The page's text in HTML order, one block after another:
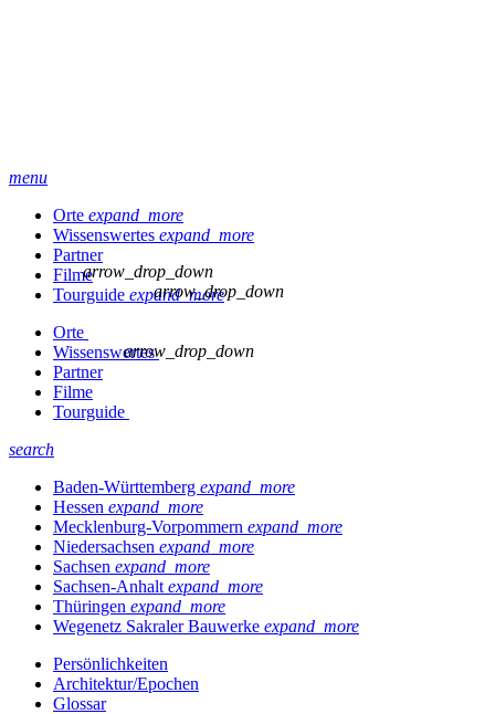
menu
Orte expand_more
Wissenswertes expand_more
Partner
Filme
Tourguide expand_more
Orte
arrow_drop_down
Wissenswertes
arrow_drop_down
Partner
Filme
Tourguide
arrow_drop_down
search
Baden-Württemberg expand_more
Hessen expand_more
Mecklenburg-Vorpommern expand_more
Niedersachsen expand_more
Sachsen expand_more
Sachsen-Anhalt expand_more
Thüringen expand_more
Wegenetz Sakraler Bauwerke expand_more
Persönlichkeiten
Architektur/Epochen
Glossar